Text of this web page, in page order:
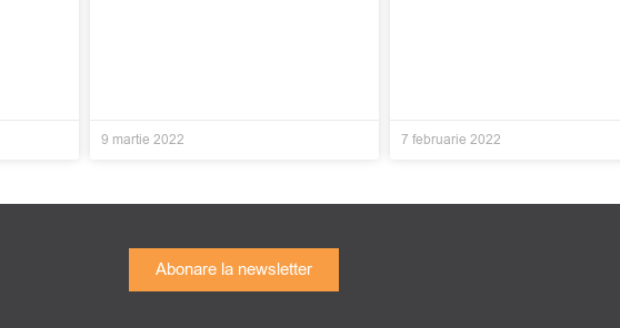
9 martie 2022 7 februarie 2022
Abonare la newsletter